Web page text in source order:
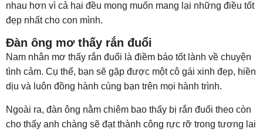
nhau hơn vì cả hai đều mong muốn mang lại những điều tốt
đẹp nhất cho con mình.
Đàn ông mơ thấy rắn đuổi
Nam nhân mơ thấy rắn đuổi là điềm báo tốt lành về chuyện
tình cảm. Cụ thể, bạn sẽ gặp được một cô gái xinh đẹp, hiền
dịu và luôn đồng hành cùng bạn trên mọi hành trình.
Ngoài ra, đàn ông nằm chiêm bao thấy bị rắn đuổi theo còn
cho thấy anh chàng sẽ đạt thành công rực rỡ trong tương lai